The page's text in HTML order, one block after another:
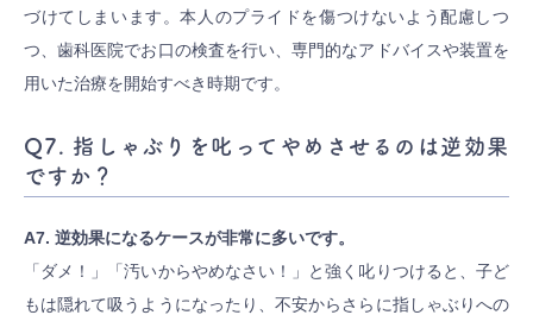
づけてしまいます。本人のプライドを傷つけないよう配慮しつ
つ、歯科医院でお口の検査を行い、専門的なアドバイスや装置を
用いた治療を開始すべき時期です。
Q7. 指しゃぶりを叱ってやめさせるのは逆効果
ですか？
A7. 逆効果になるケースが非常に多いです。
「ダメ！」「汚いからやめなさい！」と強く叱りつけると、子ど
もは隠れて吸うようになったり、不安からさらに指しゃぶりへの